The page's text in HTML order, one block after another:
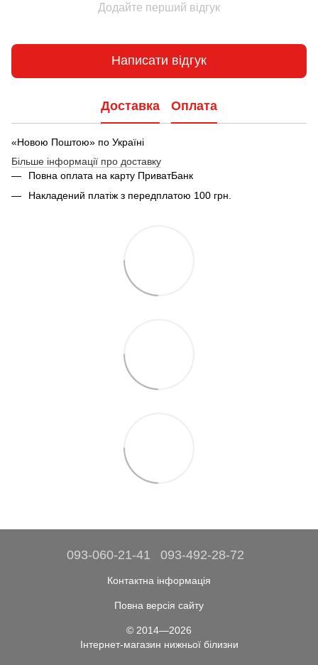
Додайте перший відгук
Написати відгук
Доставка Оплата
«Новою Поштою» по Україні
Більше інформації про доставку
Повна оплата на карту ПриватБанк
Накладений платіж з передплатою 100 грн.
093-060-21-41 093-492-28-72
Контактна інформація
Повна версія сайту
© 2014—2026
Інтернет-магазин нижньої білизни